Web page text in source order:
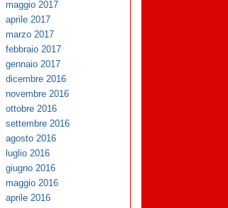
maggio 2017
aprile 2017
marzo 2017
febbraio 2017
gennaio 2017
dicembre 2016
novembre 2016
ottobre 2016
settembre 2016
agosto 2016
luglio 2016
giugno 2016
maggio 2016
aprile 2016